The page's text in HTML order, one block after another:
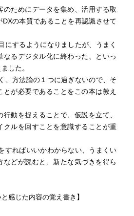
のためにデータを集め、活用する取
DXの本質であることを再認識させて
にするようになりましたが、うまく
なるデジタル化に終わった、といっ
した。
、方法論の１つに過ぎないので、そ
とが必要であることをこの本は教え
動を捉えることで、仮説を立て、
クルを回すことを意識することが重
すればいいかわからない、うまくい
などが読むと、新たな気づきを得ら
感じた内容の覚え書き】